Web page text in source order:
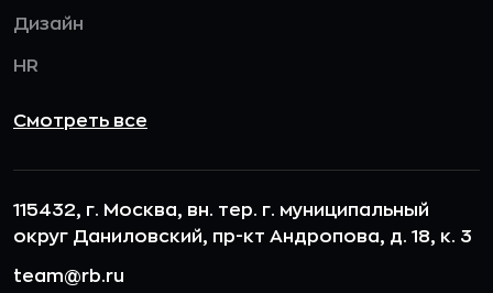
Дизайн
HR
Смотреть все
115432, г. Москва, вн. тер. г. муниципальный
округ Даниловский, пр-кт Андропова, д. 18, к. 3
team@rb.ru